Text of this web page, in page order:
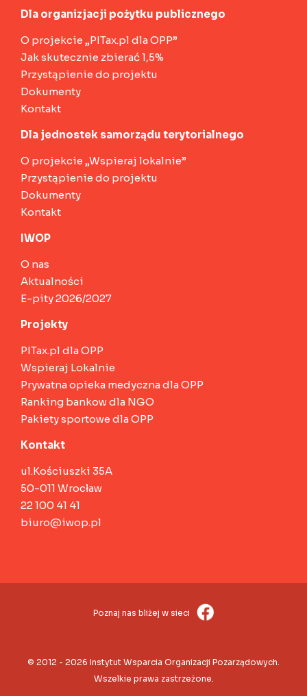
Dla organizjacji pożytku publicznego
O projekcie „PITax.pl dla OPP”
Jak skutecznie zbierać 1,5%
Przystąpienie do projektu
Dokumenty
Kontakt
Dla jednostek samorządu terytorialnego
O projekcie „Wspieraj lokalnie”
Przystąpienie do projektu
Dokumenty
Kontakt
IWOP
O nas
Aktualności
E-pity 2026/2027
Projekty
PITax.pl dla OPP
Wspieraj Lokalnie
Prywatna opieka medyczna dla OPP
Ranking bankow dla NGO
Pakiety sportowe dla OPP
Kontakt
ul.Kościuszki 35A
50-011 Wrocław
22 100 41 41
biuro@iwop.pl
Poznaj nas bliżej w sieci
© 2012 - 2026 Instytut Wsparcia Organizacji Pozarządowych.
Wszelkie prawa zastrzeżone.